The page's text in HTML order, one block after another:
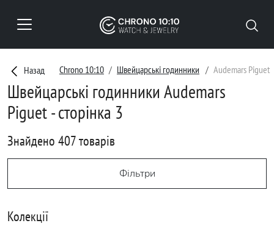
Назад Chrono 10:10 Швейцарські годинники Audemars Piguet
Швейцарські годинники Audemars
Piguet - сторінка 3
Знайдено 407 товарів
Фільтри
Колекції